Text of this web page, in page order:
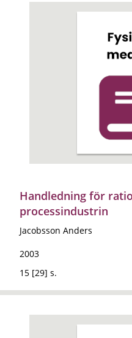
Handledning för
processindustrin
Jacobsson Anders
2003
15 [29] s.